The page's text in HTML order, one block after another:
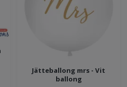
Jätteballong mrs - Vit
ballong